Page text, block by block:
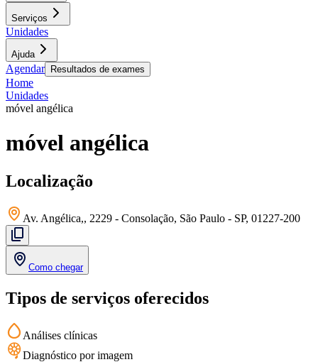
Serviços
Unidades
Ajuda
Agendar Resultados de exames
Home
Unidades
móvel angélica
móvel angélica
Localização
Av. Angélica,, 2229 - Consolação, São Paulo - SP, 01227-200
Como chegar
Tipos de serviços oferecidos
Análises clínicas
Diagnóstico por imagem